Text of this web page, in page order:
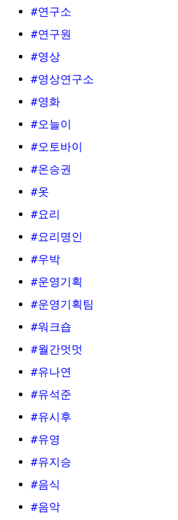
#연구소
#연구원
#영상
#영상연구소
#영화
#오늘이
#오토바이
#온승권
#옷
#요리
#요리명인
#우박
#운영기획
#운영기획팀
#워크숍
#월간멋멋
#유나연
#유석준
#유시후
#유영
#유지승
#음식
#음악